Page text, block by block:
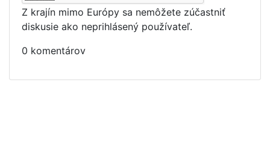
Z krajín mimo Európy sa nemôžete zúčastniť
diskusie ako neprihlásený používateľ.
0 komentárov